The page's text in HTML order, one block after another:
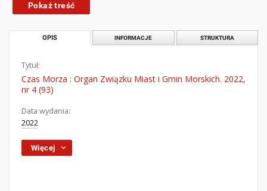
Pokaż treść
OPIS INFORMACJE STRUKTURA
Tytuł:
Czas Morza : Organ Związku Miast i Gmin Morskich. 2022,
nr 4 (93)
Data wydania:
2022
Więcej